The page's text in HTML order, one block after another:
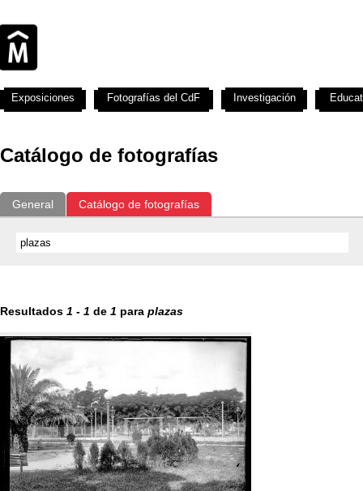
Catálogo de fotografías
General Catálogo de fotografías
Resultados 1 - 1 de 1 para plazas
Exposiciones Fotografías del CdF Investigación